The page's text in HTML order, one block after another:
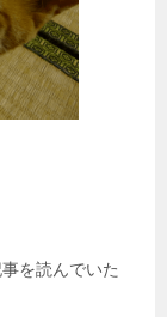
を読んでいた